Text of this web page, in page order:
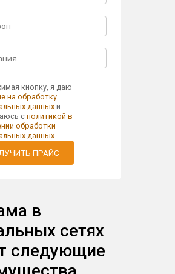
кнопку, я даю
на обработку
данныхи
с политикой в
обработки
данных.
ПРАЙС
в
сетях
следующие